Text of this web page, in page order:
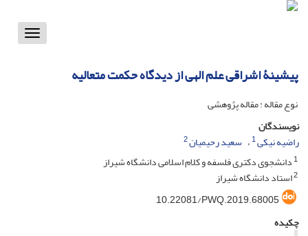
Toggle
پیشینۀ اشراقی علم الهی از دیدگاه حکمت متعالیه
نوع مقاله : مقاله پژوهشی
نویسندگان
راضیه نیکی1 سعید رحیمیان2
1دانشجوی دکتری فلسفه و کلام اسلامی دانشگاه شیراز
2استاد دانشگاه شیراز
10.22081/PWQ.2019.68005
چکیده